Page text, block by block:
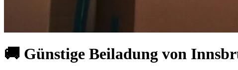
🚚 Günstige Beiladung von